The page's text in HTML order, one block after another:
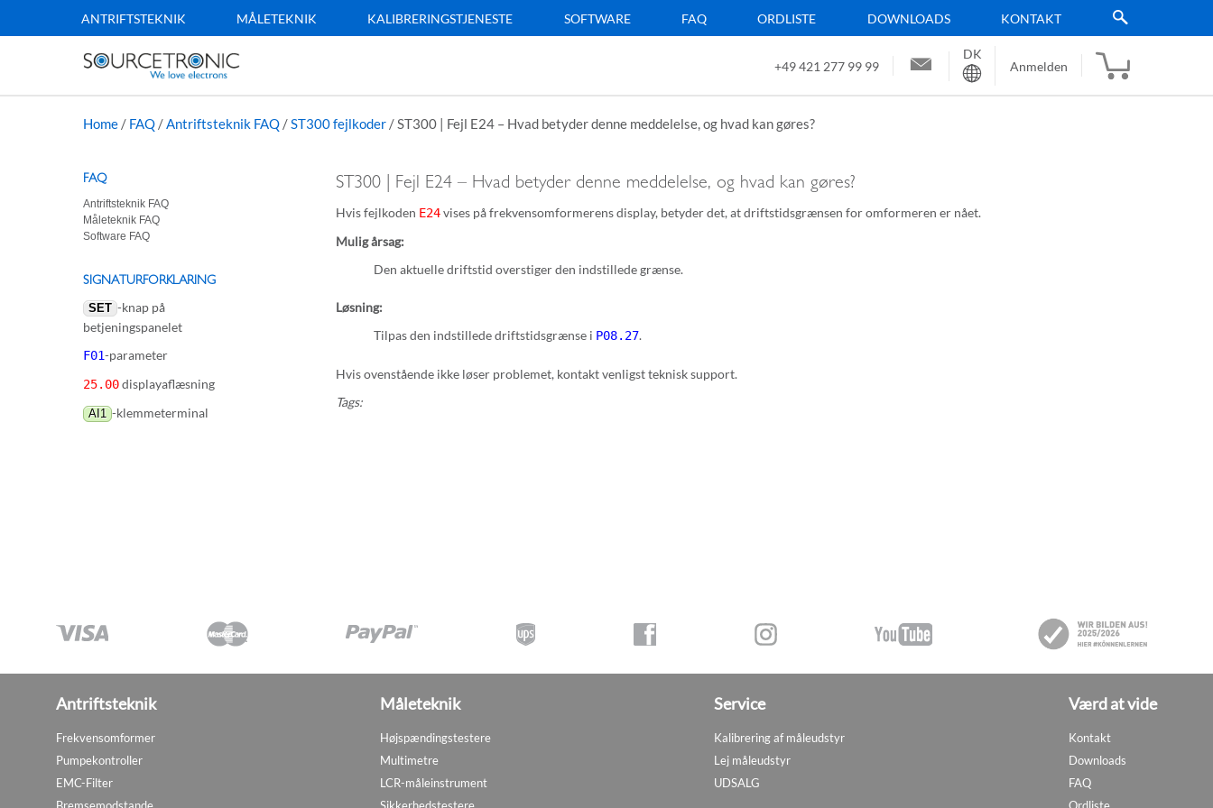
ANTRIFTSTEKNIK MÅLETEKNIK KALIBRERINGSTJENESTE SOFTWARE FAQ ORDLISTE DOWNLOADS KONTAKT
+49 421 277 99 99
Sprache
DK
Anmelden
Home / FAQ /Antriftsteknik FAQ /ST300 fejlkoder /ST300 | Fejl E24 – Hvad betyder denne meddelelse, og hvad kan gøres?
ST300 | Fejl E24 – Hvad betyder denne meddelelse, og hvad kan gøres?
Hvis fejlkoden E24vises på frekvensomformerens display, betyder det, at driftstidsgrænsen for omformeren er nået.
Mulig årsag:
Den aktuelle driftstid overstiger den indstillede grænse.
Løsning:
Tilpas den indstillede driftstidsgrænse i P08.27.
Hvis ovenstående ikke løser problemet, kontakt venligst teknisk support.
Tags:
FAQ
Antriftsteknik FAQ
Måleteknik FAQ
Software FAQ
SIGNATURFORKLARING
SET -knap på
betjeningspanelet
F01-parameter
25.00displayaflæsning
AI1 -klemmeterminal
Antriftsteknik
Frekvensomformer
Pumpekontroller
EMC-Filter
Måleteknik
Højspændingstestere
Multimetre
LCR-måleinstrument
Service
Kalibrering af måleudstyr
Lej måleudstyr
UDSALG
Værd at vide
Kontakt
Downloads
FAQ